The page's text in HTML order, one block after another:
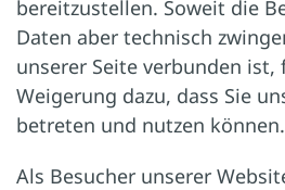
bereitzustellen. Soweit die
Daten aber technisch
unserer Seite verbunden ist,
Weigerung dazu, dass Sie
betreten und nutzen können.
Als Besucher unserer